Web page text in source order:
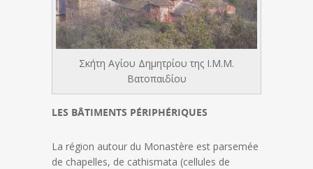
Σκήτη Αγίου Δημητρίου της Ι.Μ.Μ.
Βατοπαιδίου
LES BÂTIMENTS PÉRIPHÉRIQUES
La région autour du Monastère est parsemée
de chapelles, de cathismata (cellules de